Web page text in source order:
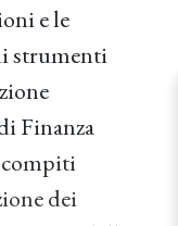
e le
strumenti
Finanza
compiti
dei